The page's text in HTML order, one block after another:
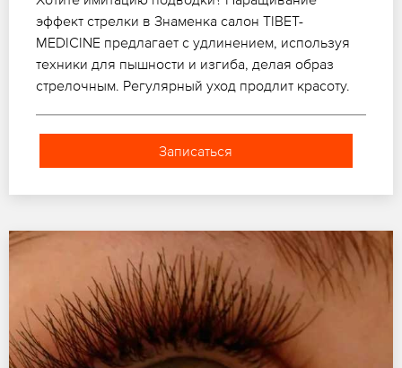
эффект стрелки в Знаменка салон TIBET-
MEDICINE предлагает с удлинением, используя
техники для пышности и изгиба, делая образ
стрелочным. Регулярный уход продлит красоту.
Записаться